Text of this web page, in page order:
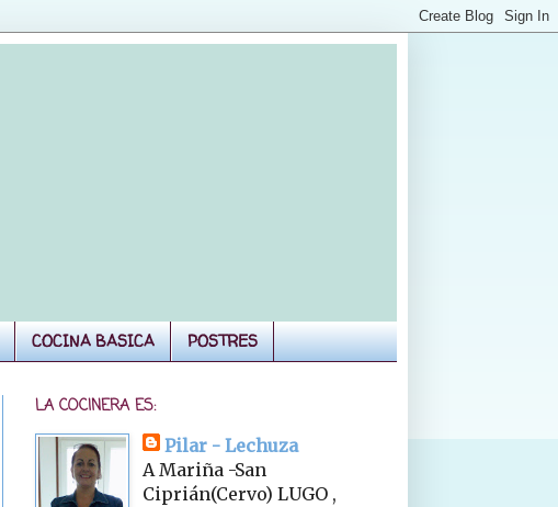
COCINA BASICA POSTRES
LA COCINERA ES:
Pilar - Lechuza
A Mariña -San
Ciprián(Cervo) LUGO ,